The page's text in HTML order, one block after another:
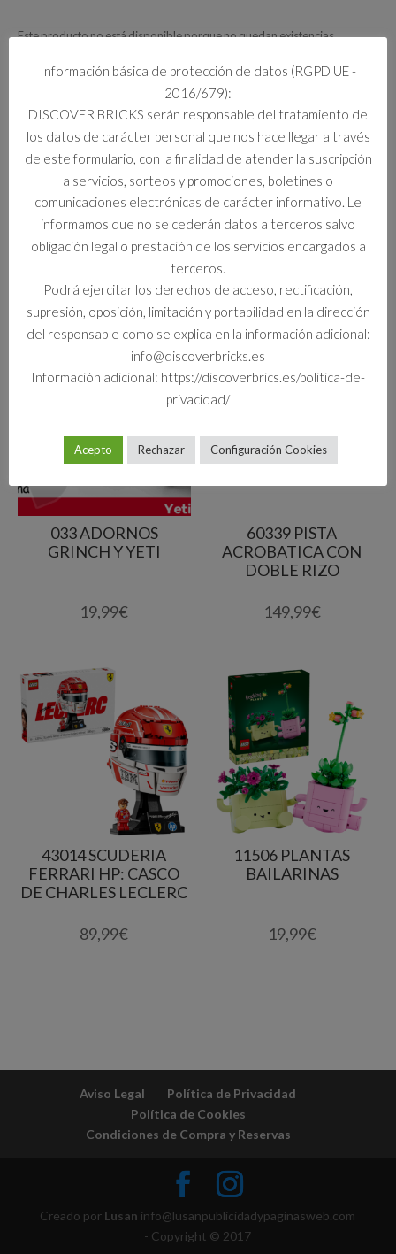
Este producto no está disponible porque no quedan existencias.
Información adicional
Información adicional
Formato
Set
Productos relacionados
033 ADORNOS
GRINCH Y YETI
19,99€
60339 PISTA
ACROBATICA CON
DOBLE RIZO
149,99€
43014 SCUDERIA
FERRARI HP: CASCO
DE CHARLES LECLERC
89,99€
11506 PLANTAS
BAILARINAS
19,99€
Aviso Legal
Política de Privacidad
Política de Cookies
Condiciones de Compra y Reservas
Creado por Lusan info@lusanpublicidadypaginasweb.com
- Copyright © 2017
Información básica de protección de datos (RGPD UE -
2016/679):
DISCOVER BRICKS serán responsable del tratamiento de
los datos de carácter personal que nos hace llegar a través
de este formulario, con la finalidad de atender la suscripción
a servicios, sorteos y promociones, boletines o
comunicaciones electrónicas de carácter informativo. Le
informamos que no se cederán datos a terceros salvo
obligación legal o prestación de los servicios encargados a
terceros.
Podrá ejercitar los derechos de acceso, rectificación,
supresión, oposición, limitación y portabilidad en la dirección
del responsable como se explica en la información adicional:
info@discoverbricks.es
Información adicional: https://discoverbrics.es/politica-de-
privacidad/
Acepto Rechazar Configuración Cookies